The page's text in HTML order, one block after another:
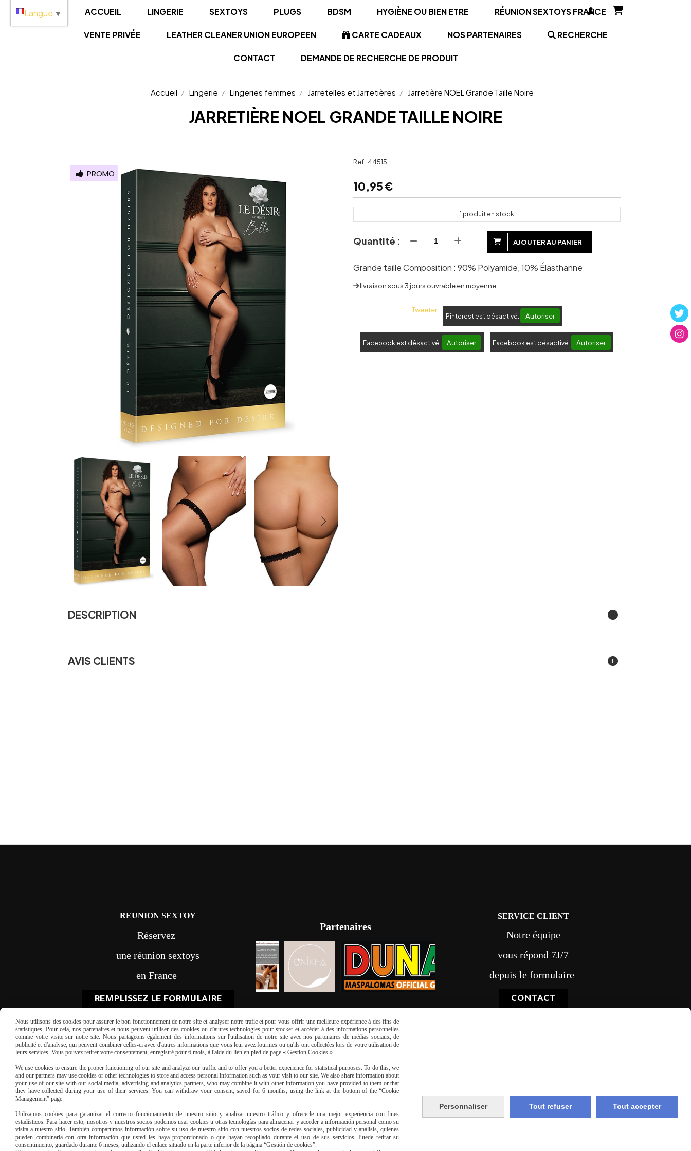
ACCUEIL LINGERIE SEXTOYS PLUGS BDSM HYGIÈNE OU BIEN ETRE RÉUNION SEXTOYS FRANCE
VENTE PRIVÉE LEATHER CLEANER UNION EUROPEEN CARTE CADEAUX NOS PARTENAIRES RECHERCHE
CONTACT DEMANDE DE RECHERCHE DE PRODUIT
Accueil Lingerie Lingeries femmes Jarretelles et Jarretières Jarretière NOEL Grande Taille Noire
JARRETIÈRE NOEL GRANDE TAILLE NOIRE
PROMO
Ref : 44515
10,95€
1 produit en stock
Quantité : AJOUTER AU PANIER
Grande taille Composition : 90% Polyamide, 10% Élasthanne
livraison sous 3 jours ouvrable en moyenne
Tweeter
Pinterest est désactivé. Autoriser
Facebook est désactivé. Autoriser Facebook est désactivé. Autoriser
DESCRIPTION
AVIS CLIENTS
REUNION SEXTOY
Réservez
une réunion sextoys
en France
REMPLISSEZ LE FORMULAIRE
Partenaires
SERVICE CLIENT
Notre équipe
vous répond 7J/7
depuis le formulaire
CONTACT
Paiement sécurisé
Langue ▼
Nous utilisons des cookies pour assurer le bon fonctionnement de notre site et analyser notre trafic et pour vous offrir une meilleure expérience à des fins de
statistiques. Pour cela, nos partenaires et nous peuvent utiliser des cookies ou d'autres technologies pour stocker et accéder à des informations personnelles
comme votre visite sur notre site. Nous partageons également des informations sur l'utilisation de notre site avec nos partenaires de médias sociaux, de
publicité et d'analyse, qui peuvent combiner celles-ci avec d'autres informations que vous leur avez fournies ou qu'ils ont collectées lors de votre utilisation de
leurs services. Vous pouvez retirer votre consentement, enregistré pour 6 mois, à l'aide du lien en pied de page « Gestion Cookies ».
We use cookies to ensure the proper functioning of our site and analyze our traffic and to offer you a better experience for statistical purposes. To do this, we
and our partners may use cookies or other technologies to store and access personal information such as your visit to our site. We also share information about
your use of our site with our social media, advertising and analytics partners, who may combine it with other information you have provided to them or that
they have collected during your use of their services. You can withdraw your consent, saved for 6 months, using the link at the bottom of the “Cookie
Management” page.
Utilizamos cookies para garantizar el correcto funcionamiento de nuestro sitio y analizar nuestro tráfico y ofrecerle una mejor experiencia con fines
estadísticos. Para hacer esto, nosotros y nuestros socios podemos usar cookies u otras tecnologías para almacenar y acceder a información personal como su
visita a nuestro sitio. También compartimos información sobre su uso de nuestro sitio con nuestros socios de redes sociales, publicidad y análisis, quienes
pueden combinarla con otra información que usted les haya proporcionado o que hayan recopilado durante el uso de sus servicios. Puede retirar su
consentimiento, guardado durante 6 meses, utilizando el enlace situado en la parte inferior de la página “Gestión de cookies”.
Personnaliser Tout refuser Tout accepter